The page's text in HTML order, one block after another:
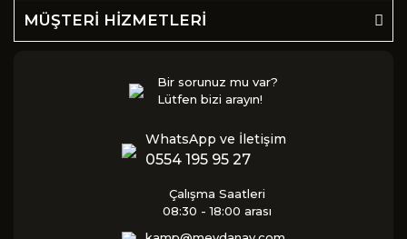
MÜŞTERİ HİZMETLERİ
Bir sorunuz mu var?
Lütfen bizi arayın!
WhatsApp ve İletişim
0554 195 95 27
Çalışma Saatleri
08:30 - 18:00 arası